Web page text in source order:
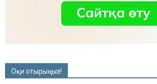
Оқи отырыңыз!